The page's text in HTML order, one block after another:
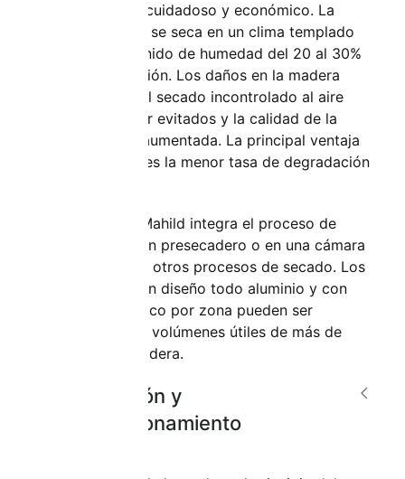
especialmente cuidadoso y económico. La
valiosa madera se seca en un clima templado
hasta un contenido de humedad del 20 al 30%
y sin decoloración. Los daños en la madera
causados por el secado incontrolado al aire
libre pueden ser evitados y la calidad de la
materia prima aumentada. La principal ventaja
del presecado es la menor tasa de degradación
La tecnología Mahild integra el proceso de
presecado en un presecadero o en una cámara
combinada con otros procesos de secado. Los
presecadores en diseño todo aluminio y con
control específico por zona pueden ser
diseñados para volúmenes útiles de más de
3000 m³ de madera.
Vaporización y
reacondicionamiento